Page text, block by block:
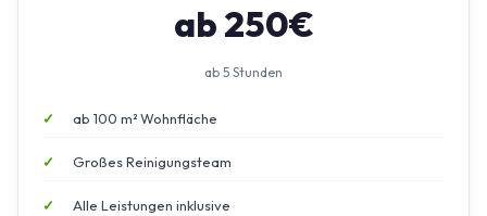
ab 250€
ab 5 Stunden
ab 100 m² Wohnfläche
Großes Reinigungsteam
Alle Leistungen inklusive